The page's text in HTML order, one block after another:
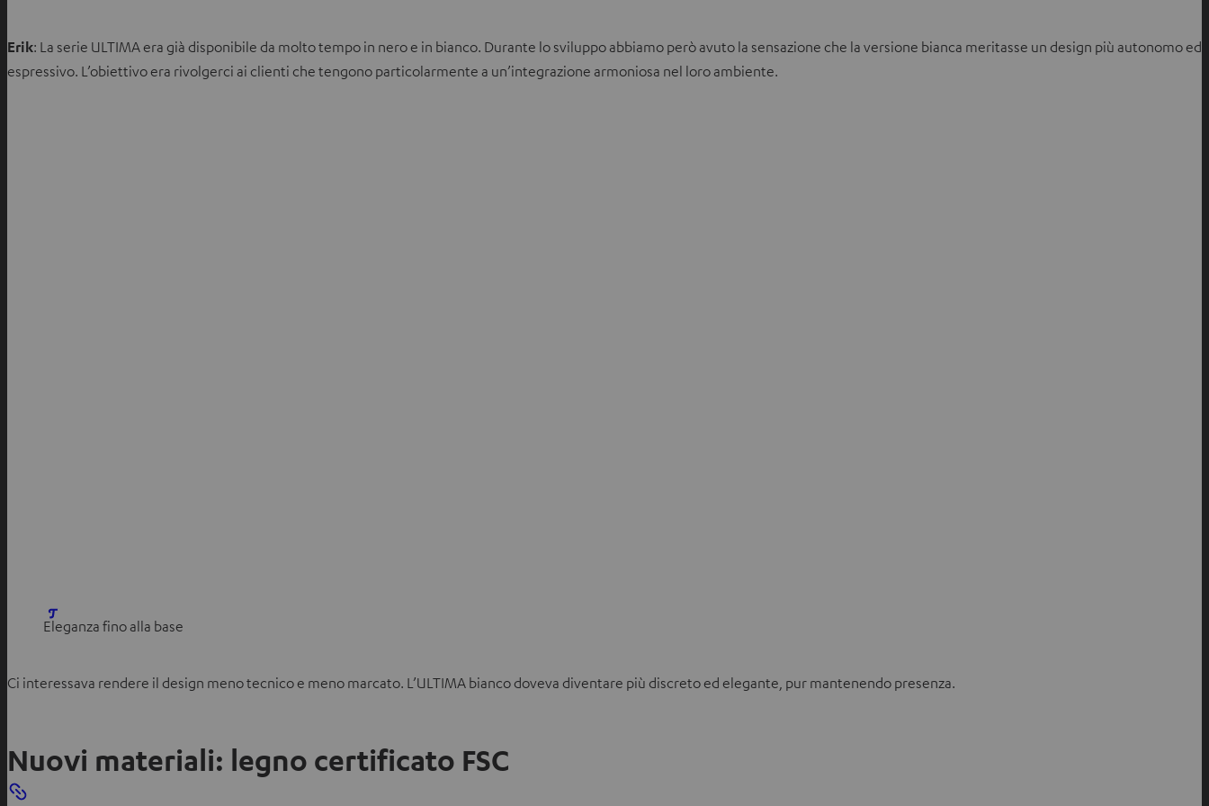
Erik: La serie ULTIMA era già disponibile da molto tempo in nero e in bianco. Durante lo sviluppo abbiamo però avuto la sensazione che la versione bianca meritasse un design più autonomo ed
espressivo. L’obiettivo era rivolgerci ai clienti che tengono particolarmente a un’integrazione armoniosa nel loro ambiente.
S
p
Eleganza fino alla base
Ci interessava rendere il design meno tecnico e meno marcato. L’ULTIMA bianco doveva diventare più discreto ed elegante, pur mantenendo presenza.
Nuovi materiali: legno certificato FSC